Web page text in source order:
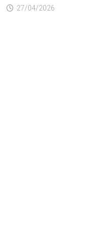
27/04/2026